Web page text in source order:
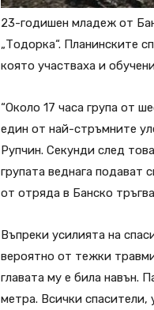
23-годишен младеж от
„Тодорка“. Планинските
която участваха и
“Около 17 часа група от
един от най-стръмните
Рупчин. Секунди след
групата веднага подават
от отряда в Банско
Въпреки усилията на
вероятно от тежки
главата му е била навън.
метра. Всички спасители,